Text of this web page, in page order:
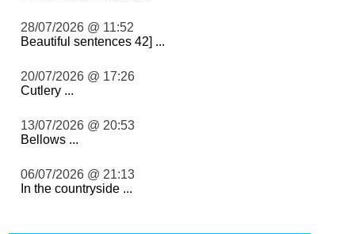
28/07/2026 @ 11:52
Beautiful sentences 42] ...
20/07/2026 @ 17:26
Cutlery ...
13/07/2026 @ 20:53
Bellows ...
06/07/2026 @ 21:13
In the countryside ...